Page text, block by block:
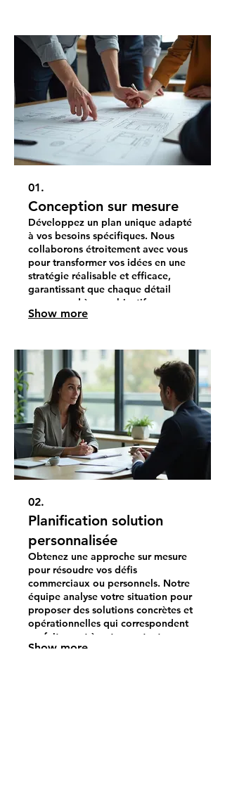
01.
Conception sur mesure
Développez un plan unique adapté
à vos besoins spécifiques. Nous
collaborons étroitement avec vous
pour transformer vos idées en une
stratégie réalisable et efficace,
garantissant que chaque détail
correspond à vos objectifs.
Show more
02.
Planification solution
personnalisée
Obtenez une approche sur mesure
pour résoudre vos défis
commerciaux ou personnels. Notre
équipe analyse votre situation pour
proposer des solutions concrètes et
opérationnelles qui correspondent
parfaitement à votre contexte.
Show more